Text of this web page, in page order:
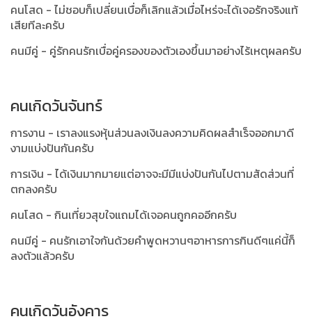
คนโสด - ไม่ชอบก็เปลี่ยนเบื่อก็เลิกแล้วเมื่อไหร่จะได้เจอรักจริงแท้
เสียทีละครับ
คนมีคู่ - คู่รักคนรักเบื่อคู่ครองของตัวเองขึ้นมาอย่างไร้เหตุผลครับ
คนเกิดวันจันทร์
การงาน - เราลงแรงหุ้นส่วนลงเงินลงความคิดผลสำเร็จออกมาดี
งามแบ่งปันกันครับ
การเงิน - ได้เงินมากมายแต่อาจจะมีมีแบ่งปันกันไปตามสัดส่วนที่
ตกลงครับ
คนโสด - กินเที่ยวสุขใจแถมได้เจอคนถูกคออีกครับ
คนมีคู่ - คนรักเอาใจกันด้วยคำพูดหวานๆอาหารการกินดีๆแค่นี้ก็
ลงตัวแล้วครับ
คนเกิดวันอังคาร